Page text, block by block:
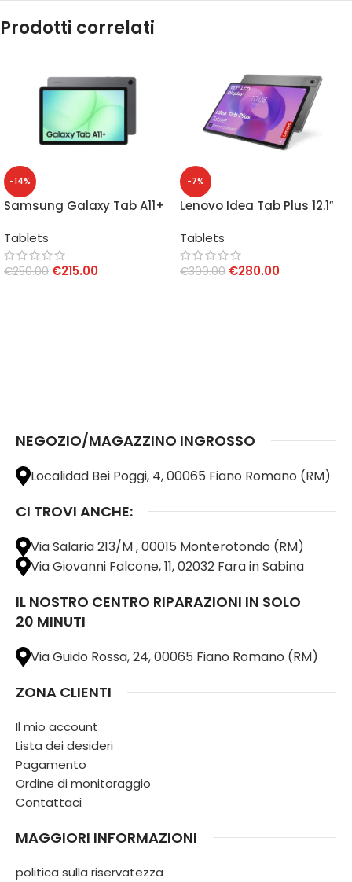
Prodotti correlati
-14%
Samsung Galaxy Tab A11+
Tablets
€250.00 €215.00
-7%
Lenovo Idea Tab Plus 12.1″
Tablets
€300.00 €280.00
NEGOZIO/MAGAZZINO INGROSSO
Localidad Bei Poggi, 4, 00065 Fiano Romano (RM)
CI TROVI ANCHE:
Via Salaria 213/M , 00015 Monterotondo (RM)
Via Giovanni Falcone, 11, 02032 Fara in Sabina
IL NOSTRO CENTRO RIPARAZIONI IN SOLO
20 MINUTI
Via Guido Rossa, 24, 00065 Fiano Romano (RM)
ZONA CLIENTI
Il mio account
Lista dei desideri
Pagamento
Ordine di monitoraggio
Contattaci
MAGGIORI INFORMAZIONI
politica sulla riservatezza